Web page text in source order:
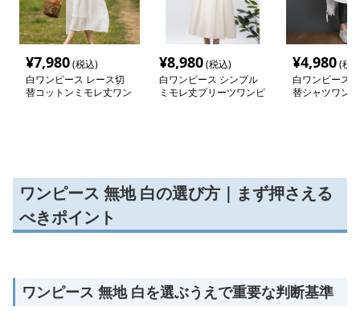
¥7,980(税込)
白ワンピース レース切
替コットンミモレ丈ワン
¥8,980(税込)
白ワンピース シンプル
ミモレ丈プリーツワンピ
¥4,980(税
白ワンピース
替シャツワン
ワンピース 無地 白の選び方｜まず押さえる
べきポイント
ワンピース 無地 白を選ぶうえで重要な判断基準